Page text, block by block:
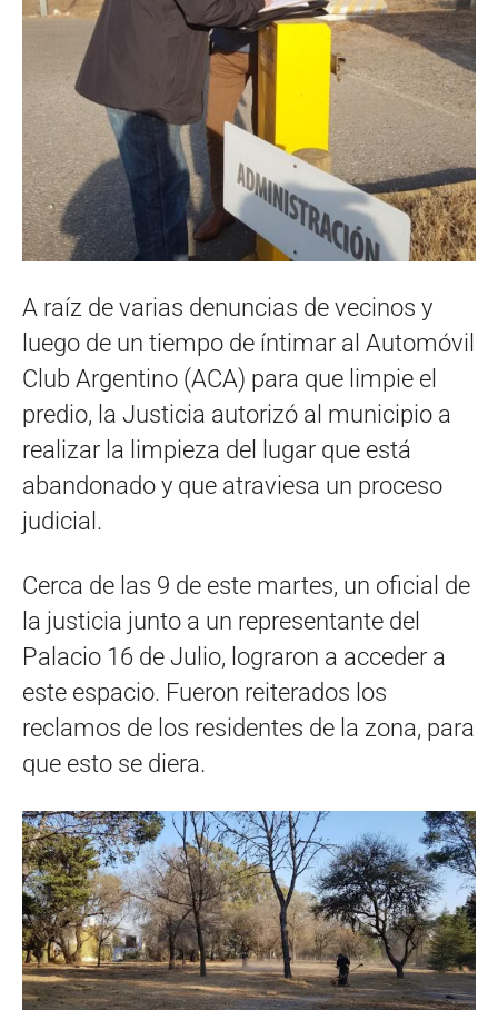
A raíz de varias denuncias de vecinos y
luego de un tiempo de íntimar al Automóvil
Club Argentino (ACA) para que limpie el
predio, la Justicia autorizó al municipio a
realizar la limpieza del lugar que está
abandonado y que atraviesa un proceso
judicial.
Cerca de las 9 de este martes, un oficial de
la justicia junto a un representante del
Palacio 16 de Julio, lograron a acceder a
este espacio. Fueron reiterados los
reclamos de los residentes de la zona, para
que esto se diera.